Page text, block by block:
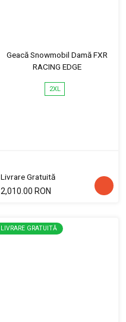
Geacă Snowmobil Damă FXR
RACING EDGE
2XL
Livrare Gratuită
2,010.00 RON
LIVRARE GRATUITĂ